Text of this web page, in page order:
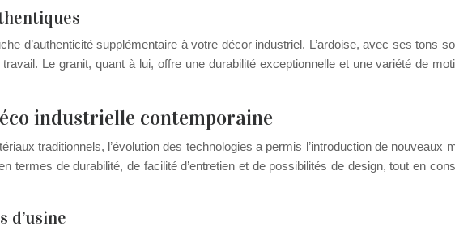
d’authenticité supplémentaire à votre décor industriel. L’ardoise, avec ses tons
Le granit, quant à lui, offre une durabilité exceptionnelle et une variété de
industrielle contemporaine
traditionnels, l’évolution des technologies a permis l’introduction de nouveaux
de durabilité, de facilité d’entretien et de possibilités de design, tout en
d’usine